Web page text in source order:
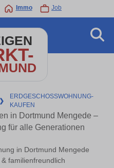
Immo Job
❯
ERDGESCHOSSWOHNUNG-
KAUFEN
in Dortmund Mengede –
für alle Generationen
in Dortmund Mengede
familienfreundlich